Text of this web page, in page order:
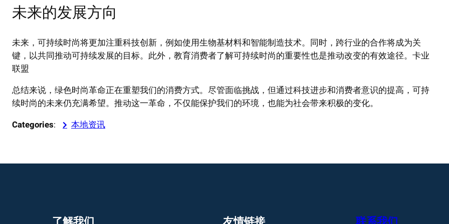
未来的发展方向
未来，可持续时尚将更加注重科技创新，例如使用生物基材料和智能制造技术。同时，跨行业的合作将成为关
键，以共同推动可持续发展的目标。此外，教育消费者了解可持续时尚的重要性也是推动改变的有效途径。卡业
联盟
总结来说，绿色时尚革命正在重塑我们的消费方式。尽管面临挑战，但通过科技进步和消费者意识的提高，可持
续时尚的未来仍充满希望。推动这一革命，不仅能保护我们的环境，也能为社会带来积极的变化。
Categories: 本地资讯